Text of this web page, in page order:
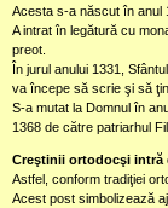
Acesta s-a născut în anul
A intrat în legătură cu
preot.
În jurul anului 1331,
va începe să scrie şi să
S-a mutat la Domnul în
1368 de către patriarhul
Creştinii ortodocşi intră
Astfel, conform tradiţiei
Acest post simbolizează